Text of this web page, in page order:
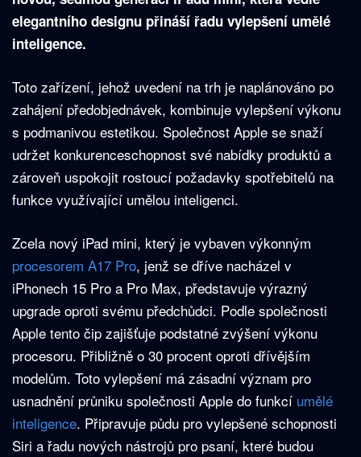
elegantního designu přináší řadu vylepšení umělé
inteligence.
Toto zařízení, jehož uvedení na trh je naplánováno po
zahájení předobjednávek, kombinuje vylepšení výkonu
s podmanivou estetikou. Společnost Apple se snaží
udržet konkurenceschopnost své nabídky produktů a
zároveň uspokojit rostoucí požadavky spotřebitelů na
funkce využívající umělou inteligenci.
Zcela nový iPad mini, který je vybaven výkonným
procesorem A17 Pro, jenž se dříve nacházel v
iPhonech 15 Pro a Pro Max, představuje výrazný
upgrade oproti svému předchůdci. Podle společnosti
Apple tento čip zajišťuje podstatné zvýšení výkonu
procesoru. Přibližně o 30 procent oproti dřívějším
modelům. Toto vylepšení má zásadní význam pro
usnadnění průniku společnosti Apple do funkcí umělé
inteligence. Připravuje půdu pro vylepšené schopnosti
Siri a řadu nových nástrojů pro psaní, které budou